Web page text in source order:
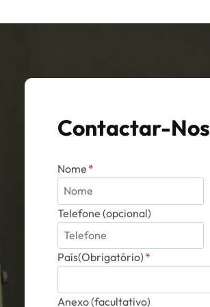
opções
selecionadas
do
Contactar-Nos
Nome *
Telefone (opcional)
País(Obrigatório) *
Anexo (facultativo)